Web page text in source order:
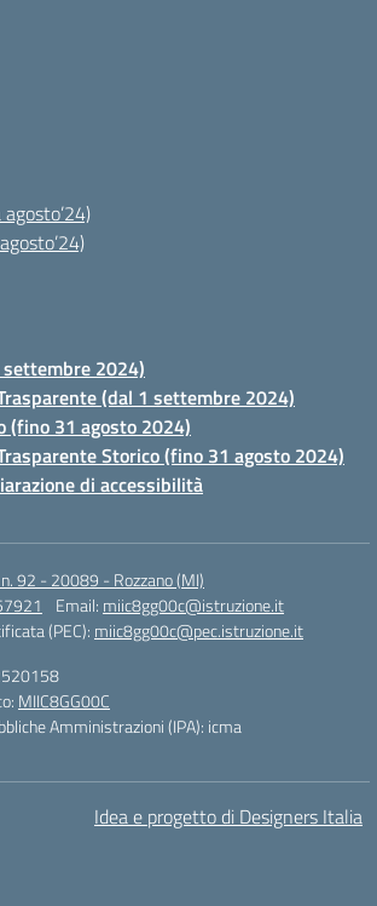
2024)
(dal 1 settembre 2024)
(fino 31 agosto 2024)
Storico (fino 31 agosto 2024)
di accessibilità
92 - 20089 - Rozzano (MI)
Email: miic8gg00c@istruzione.it
(PEC): miic8gg00c@pec.istruzione.it
MIIC8GG00C
Amministrazioni (IPA): icma
Idea e progetto di Designers Italia